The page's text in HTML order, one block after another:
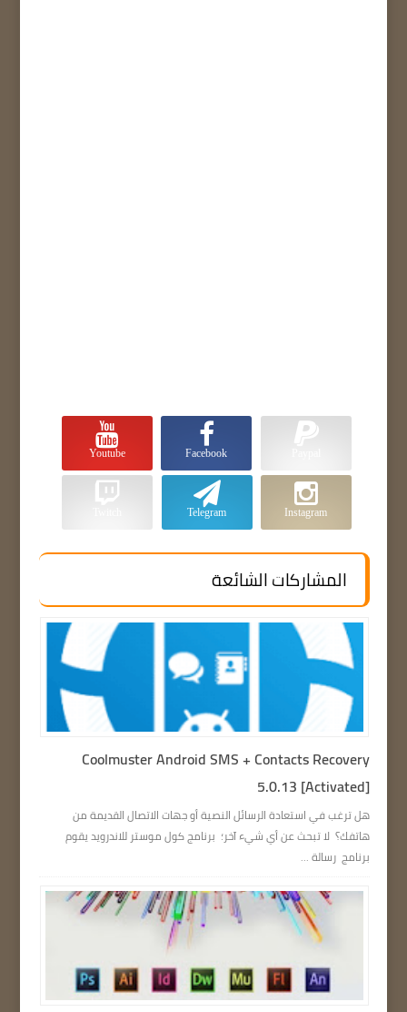
Facebook
Youtube
Instagram
Telegram
المشاركات الشائعة
Coolmuster Android SMS + Contacts Recovery
5.0.13 [Activated]
هل ترغب في استعادة الرسائل النصية أو جهات الاتصال القديمة من
هاتفك؟ لا تبحث عن أي شيء آخر؛ برنامج كول موستر للاندرويد يقوم
برنامج رسالة ...